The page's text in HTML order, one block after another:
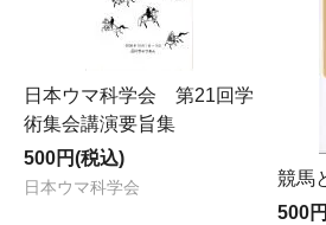
日本ウマ科学会 第21回学
術集会講演要旨集
500円(税込)
日本ウマ科学会
競馬
500